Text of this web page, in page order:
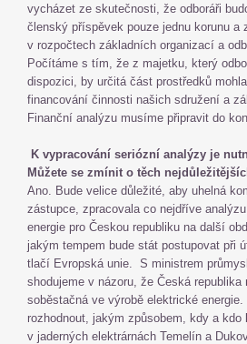
vycházet ze skutečnosti, že odboráři
členský příspěvek pouze jednu korunu a
v rozpočtech základních organizací a
Počítáme s tím, že z majetku, který
dispozici, by určitá část prostředků
financování činnosti našich sdružení a
Finanční analýzu musíme připravit do
K vypracování seriózní analýzy je
Můžete se zmínit o těch
Ano. Bude velice důležité, aby uhelná
zástupce, zpracovala co nejdříve
energie pro Českou republiku na další
jakým tempem bude stát postupovat při
tlačí Evropská unie. S ministrem
shodujeme v názoru, že Česká
soběstačná ve výrobě elektrické
rozhodnout, jakým způsobem, kdy a
v jaderných elektrárnách Temelín a